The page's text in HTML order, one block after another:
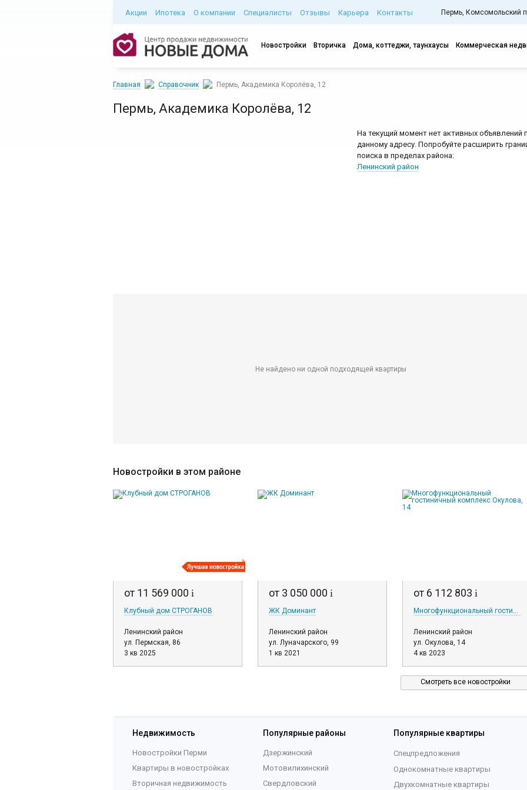
Акции Ипотека О компании Специалисты Отзывы Карьера Контакты Пермь, Комсомольский
Новостройки Вторичка Дома, коттеджи, таунхаусы Коммерческая
Главная Справочник Пермь, Академика Королёва, 12
Пермь, Академика Королёва, 12
На текущий момент нет активных объявлений
данному адресу. Попробуйте расширить
поиска в пределах района:
Ленинский район
Не найдено ни одной подходящей квартиры
Новостройки в этом районе
от 11 569 000 i
Клубный дом СТРОГАНОВ
Ленинский район
ул. Пермская, 86
3 кв 2025
от 3 050 000 i
ЖК Доминант
Ленинский район
ул. Луначарского, 99
1 кв 2021
от 6 112 803 i
Многофункциональный гостиничный комплекс Окулова, 14
Ленинский район
ул. Окулова, 14
4 кв 2023
Смотреть все новостройки
Недвижимость
Новостройки Перми
Квартиры в новостройках
Вторичная недвижимость
Популярные районы
Дзержинский
Мотовилихинский
Свердловский
Популярные квартиры
Спецпредложения
Однокомнатные квартиры
Двухкомнатные квартиры